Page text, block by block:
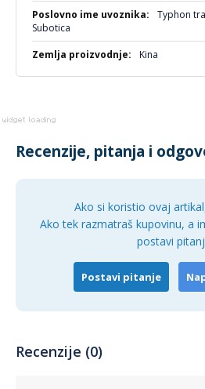
Typhon
Subotica
Kina
Recenzije, pitanja i
Ako si koristio ovaj
Ako tek razmatraš kupovinu, a
postavi
Postavi pitanje
Recenzije (0)